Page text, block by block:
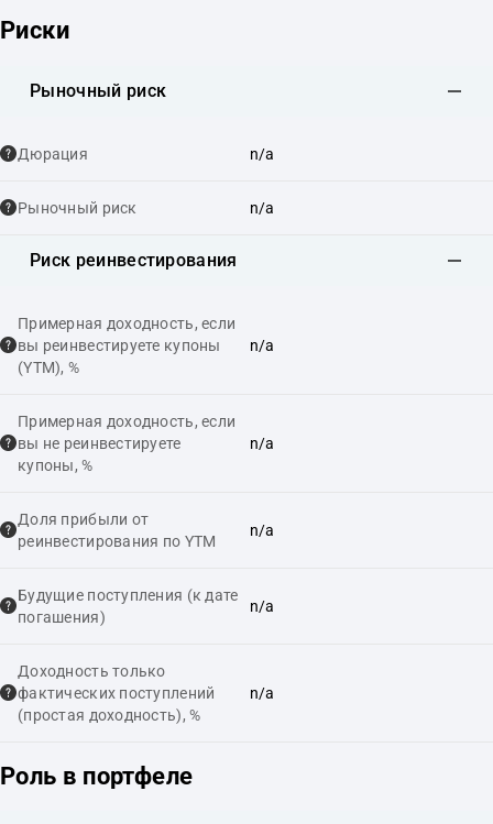
Риски
Рыночный риск
Дюрация n/a
Рыночный риск n/a
Риск реинвестирования
Примерная доходность, если
вы реинвестируете купоны
(YTM), %
n/a
Примерная доходность, если
вы не реинвестируете
купоны, %
n/a
Доля прибыли от
реинвестирования по YTM
n/a
Будущие поступления (к дате
погашения)
n/a
Доходность только
фактических поступлений
(простая доходность), %
n/a
Роль в портфеле